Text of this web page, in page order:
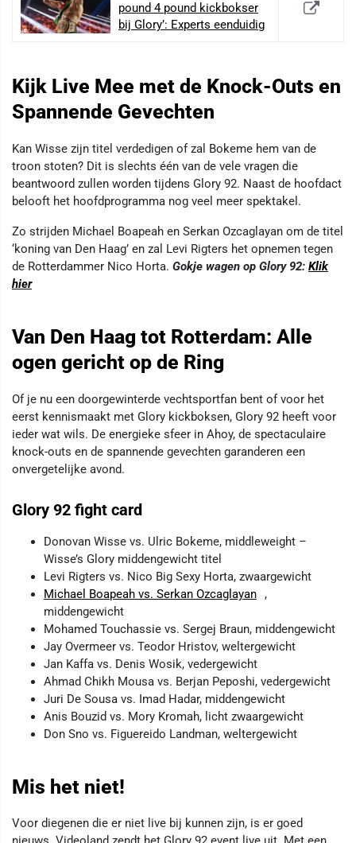
pound 4 pound kickbokser
bij Glory’: Experts eenduidig
Kijk Live Mee met de Knock-Outs en
Spannende Gevechten
Kan Wisse zijn titel verdedigen of zal Bokeme hem van de
troon stoten? Dit is slechts één van de vele vragen die
beantwoord zullen worden tijdens Glory 92. Naast de hoofdact
belooft het hoofdprogramma nog veel meer spektakel.
Zo strijden Michael Boapeah en Serkan Ozcaglayan om de titel
‘koning van Den Haag’ en zal Levi Rigters het opnemen tegen
de Rotterdammer Nico Horta. Gokje wagen op Glory 92: Klik
hier
Van Den Haag tot Rotterdam: Alle
ogen gericht op de Ring
Of je nu een doorgewinterde vechtsportfan bent of voor het
eerst kennismaakt met Glory kickboksen, Glory 92 heeft voor
ieder wat wils. De energieke sfeer in Ahoy, de spectaculaire
knock-outs en de spannende gevechten garanderen een
onvergetelijke avond.
Glory 92 fight card
Donovan Wisse vs. Ulric Bokeme, middleweight –
Wisse’s Glory middengewicht titel
Levi Rigters vs. Nico Big Sexy Horta, zwaargewicht
Michael Boapeah vs. Serkan Ozcaglayan
,
middengewicht
Mohamed Touchassie vs. Sergej Braun, middengewicht
Jay Overmeer vs. Teodor Hristov, weltergewicht
Jan Kaffa vs. Denis Wosik, vedergewicht
Ahmad Chikh Mousa vs. Berjan Peposhi, vedergewicht
Juri De Sousa vs. Imad Hadar, middengewicht
Anis Bouzid vs. Mory Kromah, licht zwaargewicht
Don Sno vs. Figuereido Landman, weltergewicht
Mis het niet!
Voor diegenen die er niet live bij kunnen zijn, is er goed